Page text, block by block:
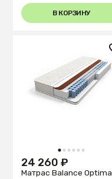
В КОРЗИНУ
1 2 3 4 5 6
24 260 ₽
Матрас Balance Optima